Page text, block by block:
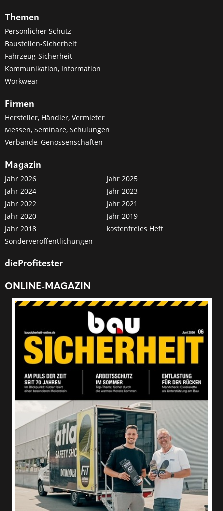
Themen
Persönlicher Schutz
Baustellen-Sicherheit
Fahrzeug-Sicherheit
Kommunikation, Information
Workwear
Firmen
Hersteller, Händler, Vermieter
Messen, Seminare, Schulungen
Verbände, Genossenschaften
Magazin
Jahr 2026
Jahr 2025
Jahr 2024
Jahr 2023
Jahr 2022
Jahr 2021
Jahr 2020
Jahr 2019
Jahr 2018
kostenfreies Heft
Sonderveröffentlichungen
dieProfitester
ONLINE-MAGAZIN